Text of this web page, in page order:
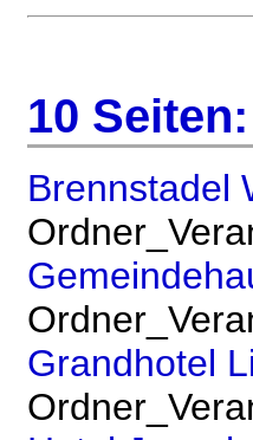
10 Seiten:
Brennstadel
Grandhotel